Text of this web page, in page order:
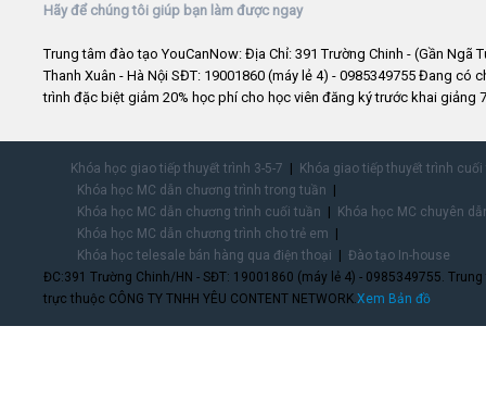
Hãy để chúng tôi giúp bạn làm được ngay
Trung tâm đào tạo YouCanNow: Địa Chỉ: 391 Trường Chinh - (Gần Ngã
Thanh Xuân - Hà Nội SĐT: 19001860 (máy lẻ 4) - 0985349755 Đang có
trình đặc biệt giảm 20% học phí cho học viên đăng ký trước khai giảng
Khóa học giao tiếp thuyết trình 3-5-7
Khóa giao tiếp thuyết trình
Khóa học MC dẫn chương trình trong tuần
Khóa học MC dẫn chương trình cuối tuần
Khóa học MC chuyên
Khóa học MC dẫn chương trình cho trẻ em
Khóa học telesale bán hàng qua điện thoại
Đào tạo In-house
ĐC:391 Trường Chinh/HN - SĐT: 19001860 (máy lẻ 4) - 0985349755.
trực thuộc CÔNG TY TNHH YÊU CONTENT NETWORK. Xem Bản đồ